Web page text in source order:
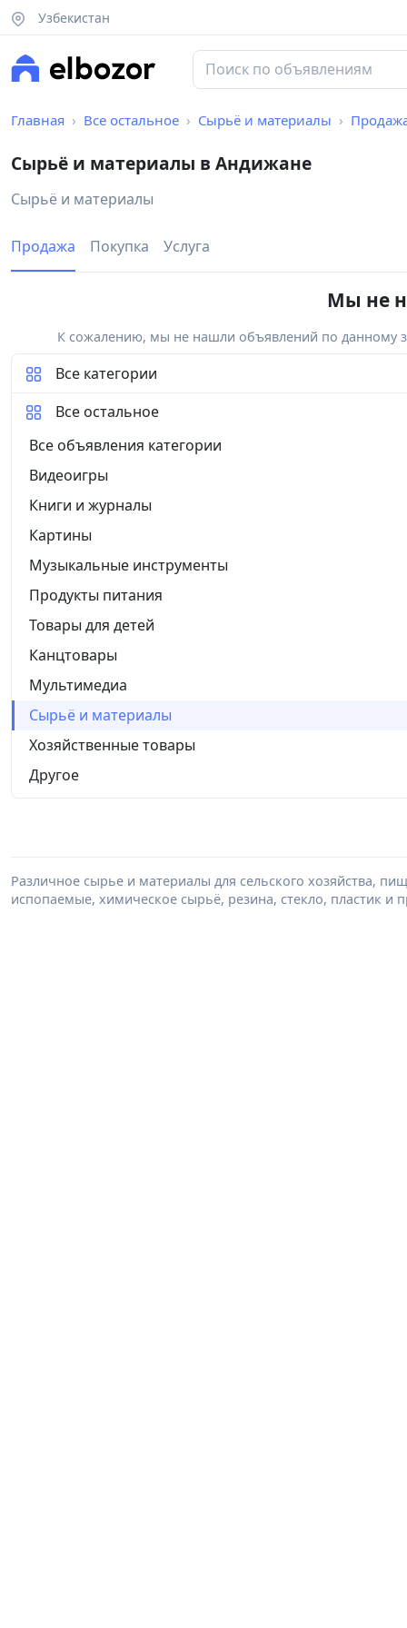
Узбекистан
Главная Все остальное Сырьё и материалы
Сырьё и материалы в Андижане
Сырьё и материалы
Продажа Покупка Услуга
Мы не
К сожалению, мы не нашли объявлений по данному
Все категории
Все остальное
Все объявления категории
Видеоигры
Книги и журналы
Картины
Музыкальные инструменты
Продукты питания
Товары для детей
Канцтовары
Мультимедиа
Сырьё и материалы
Хозяйственные товары
Другое
Различное сырье и материалы для сельского хозяйства,
испопаемые, химическое сырьё, резина, стекло, пластик